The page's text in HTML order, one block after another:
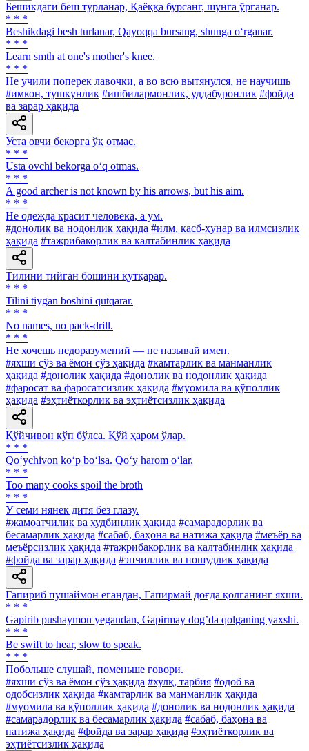
Бешикдаги беш турланар, Қаёққа бурсанг, шунга ўрганар.
* * *
Beshikdagi besh turlanar, Qayoqqa bursang, shunga o‘rganar.
* * *
Learn smth at one's mother's knee.
* * *
Не учили поперек лавочки, а во всю вытянулся, не научишь
#имкон, тушкунлик #ишбилармонлик, уддабуронлик #фойда
ва зарар ҳақида
Уста овчи бекорга ўқ отмас.
* * *
Usta ovchi bekorga o‘q otmas.
* * *
A good archer is not known by his arrows, but his aim.
* * *
He одежда красит человека, а ум.
#донолик ва нодонлик ҳақида #илм, касб-ҳунар ва илмсизлик
ҳақида #тажрибакорлик ва калтабинлик ҳақида
Тилини тийган бошини қутқарар.
* * *
Tilini tiygan boshini qutqarar.
* * *
No names, no pack-drill.
* * *
He хочешь недоразумений — не называй имен.
#яхши сўз ва ёмон сўз ҳақида #камтарлик ва манманлик
ҳақида #донолик ҳақида #донолик ва нодонлик ҳақида
#фаросат ва фаросатсизлик ҳақида #муомила ва қўполлик
ҳақида #эҳтиёткорлик ва эҳтиётсизлик ҳақида
Қўйчивон кўп бўлса. Қўй ҳаром ўлар.
* * *
Qo‘ychivon ko‘p bo‘lsa. Qo‘y harom o‘lar.
* * *
Too many cooks spoil the broth
* * *
У семи нянек дитя без глазу.
#жамоатчилик ва худбинлик ҳақида #самарадорлик ва
бесамарлик ҳақида #сабаб, баҳона ва натижа ҳақида #меъёр ва
меъёрсизлик ҳақида #тажрибакорлик ва калтабинлик ҳақида
#фойда ва зарар ҳақида #эпчиллик ва ношудлик ҳақида
Гапириб пушаймон егандан, Гапирмай доғда қолганинг яхши.
* * *
Gapirib pushaymon yegandan, Gapirmay dogʼda qolganing yaxshi.
* * *
Be swift to hear, slow to speak.
* * *
Побольше слушай, поменьше говори.
#яхши сўз ва ёмон сўз ҳақида #хулқ, тарбия #одоб ва
одобсизлик ҳақида #камтарлик ва манманлик ҳақида
#муомила ва қўполлик ҳақида #донолик ва нодонлик ҳақида
#самарадорлик ва бесамарлик ҳақида #сабаб, баҳона ва
натижа ҳақида #фойда ва зарар ҳақида #эҳтиёткорлик ва
эҳтиётсизлик ҳақида